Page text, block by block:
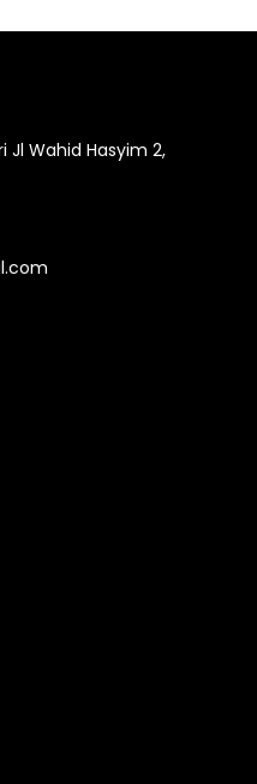
Jl Wahid Hasyim 2,